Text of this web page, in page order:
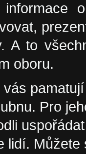
informace
A to
oboru.
vás
Pro
lidí. Můžete